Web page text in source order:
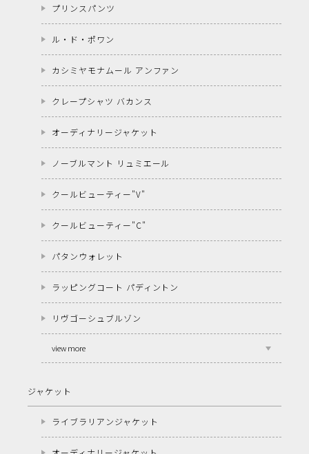
プリンスパンツ
ル・ド・ポワン
カシミヤモナムール アンファン
クレープシャツ バカンス
オーディナリージャケット
ノーブルマント リュミエール
クールビューティー"V"
クールビューティー"C"
パタンウォレット
ラッピングコート パディントン
リヴゴーシュブルゾン
view more
ジャケット
ライブラリアンジャケット